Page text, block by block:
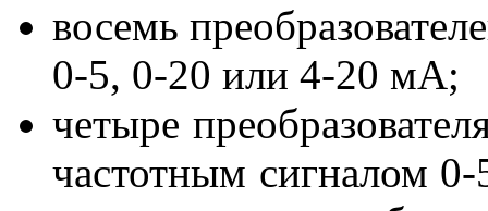
восемь
0-5, 0-20 или 4-20 мА;
четыре
частотным сигналом